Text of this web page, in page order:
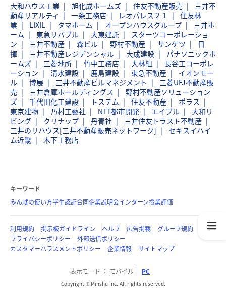
大和ハウス工業 旭化成ホームズ 住友不動産販売
三井不
動産リアルティ
一条工務店 レオパレス２１
住友林
業
LIXIL タマホーム オープンハウスグループ
三井ホ
ーム
東急リバブル 大東建託
スターツコーポレーショ
ン
三井不動産 森ビル 野村不動産 サンゲツ
日
揮
三井不動産レジデンシャル 大成建設
パナソニックホ
ームズ
三菱地所 竹中工務店 大林組
長谷工コーポレ
ーション
清水建設 鹿島建設 東急不動産
イオンモー
ル
博展 三井不動産ビルマネジメント
三菱UFJ不動産販
売
三井倉庫ホールディングス
野村不動産ソリューション
ズ
千代田化工建設 トステム 住友不動産
ポラス
東京建物
乃村工藝社 NTT都市開発 エイブル
大和リ
ビング
クリナップ 丹青社
三井住友トラスト不動産
三井のリハウス[三井不動産販売ネットワーク]
セキスイハイ
ム近畿
木下工務店
キーワード
みん就の使い方学生認証合同企業説明会インターン授業評価
利用規約 掲示板ガイドライン ヘルプ 広告掲載
グループ規約
プライバシーポリシー
外部送信ポリシー
カスタマーハラスメントポリシー
企業情報 サイトマップ
表示モード モバイル PC
Copyright © Minshu Inc. All rights reserved.